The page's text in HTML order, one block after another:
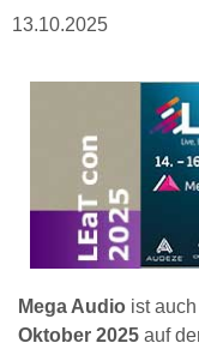
13.10.2025
Mega Audio ist
Oktober 2025 auf